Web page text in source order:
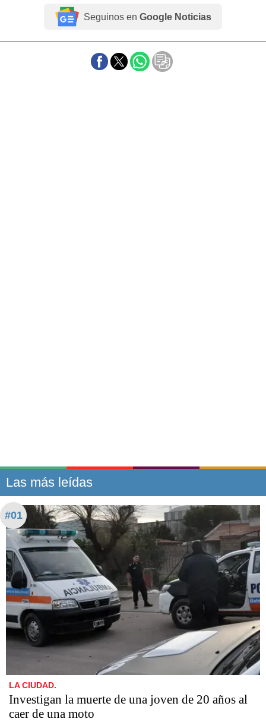
Seguinos en Google Noticias
Las más leídas
#01
LA CIUDAD.
Investigan la muerte de una joven de 20 años al
caer de una moto